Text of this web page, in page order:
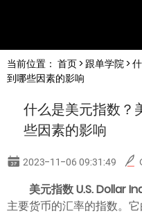
English
简体中文
한글
当前位置： 首页> 跟单学院>
到哪些因素的影响
什么是美元指数？
些因素的影响
2023-11-06 09:31:49
美元指数U.S. Dollar
主要货币的汇率的指数。